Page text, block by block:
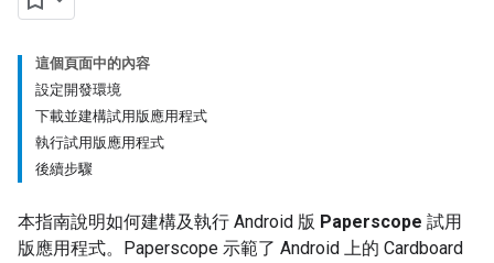
這個頁面中的內容
設定開發環境
下載並建構試用版應用程式
執行試用版應用程式
後續步驟
本指南說明如何建構及執行 Android 版 Paperscope 試用
版應用程式。Paperscope 示範了 Android 上的 Cardboard